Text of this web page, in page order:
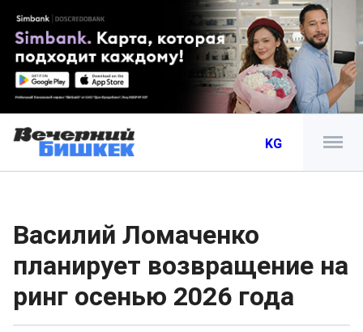
KG
Василий Ломаченко
планирует возвращение на
ринг осенью 2026 года